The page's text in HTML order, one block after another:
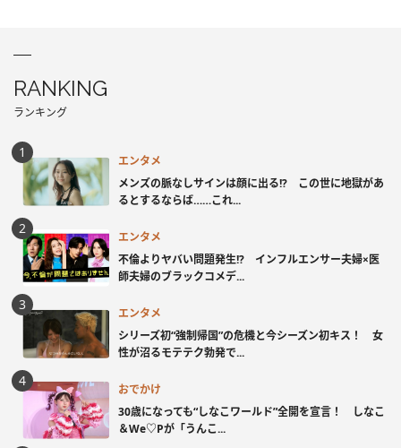
RANKING
ランキング
エンタメ
メンズの脈なしサインは顔に出る!? この世に地獄があ
るとするならば……これ...
エンタメ
不倫よりヤバい問題発生!? インフルエンサー夫婦×医
師夫婦のブラックコメデ...
エンタメ
シリーズ初“強制帰国”の危機と今シーズン初キス！ 女
性が沼るモテテク勃発で...
おでかけ
30歳になっても“しなこワールド”全開を宣言！ しなこ
＆We♡Pが「うんこ...